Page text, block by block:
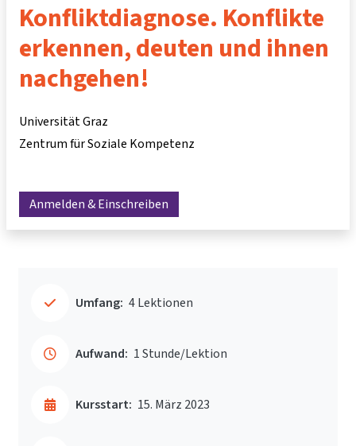
Konfliktdiagnose. Konflikte
erkennen, deuten und ihnen
nachgehen!
Universität Graz
Zentrum für Soziale Kompetenz
Anmelden & Einschreiben
Umfang: 4 Lektionen
Aufwand: 1 Stunde/Lektion
Kursstart: 15. März 2023